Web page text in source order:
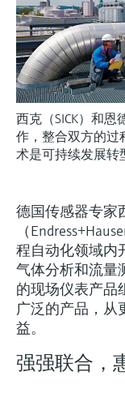
软件
产品工具
通过产品筛选，
通过产品特性查找适
Applicator 选型
通过应用参数查找、
Device Viewer
查找产品具体信息和
备件查找工具
松查找所需备件。
放射线物位测量
阻旋料位开关
伺服液位测量
机电式物位测量
Level
选购全部
ORP电极和变送
污泥界面传感器
营养盐分析仪和
金属分析仪
微波传输测量原
Memosens数字
选购全部
线缆式温度计
多点温度计
选购全部
选购全部
视距测量仪
超高探测器
选购全部
公用工程：可靠
所有行业的
工业领域的可持
决策级过程透明
关联公司
西克（SICK）和恩
作，整合双方的过
术是可持续发展转
德国传感器专家
（
程自动化领域内
气体分析和流量
的现场仪表产品
广泛的产品，从
益。
强强联合，